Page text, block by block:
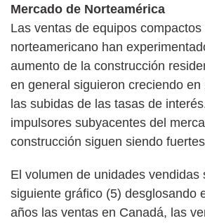
Mercado de Norteamérica
Las ventas de equipos
norteamericano han
aumento de la construcción
en general siguieron creciendo
las subidas de las tasas de
impulsores subyacentes del
construcción siguen siendo
El volumen de unidades vendidas
siguiente gráfico (5) desglosando
años las ventas en Canadá, las